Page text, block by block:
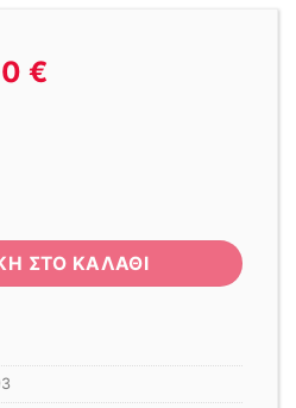
€.
€
ΚΟΚΚΙΝΟ ποσότητα
ΣΤΟ ΚΑΛΆΘΙ